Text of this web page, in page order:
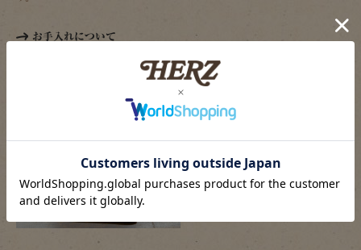
お手入れについて
後面は入れていたカードの跡
がくっきり残っています。